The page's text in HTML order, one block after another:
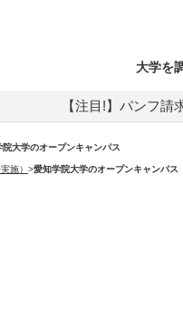
大学を
【注目!】パンフ
院大学のオープンキャンパス
施） >愛知学院大学のオープンキャンパス